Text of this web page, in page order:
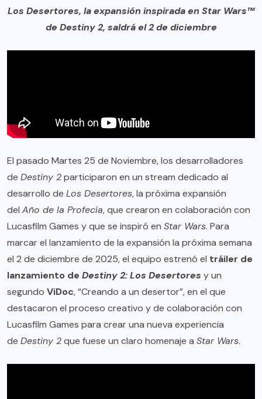
Los Desertores, la expansión inspirada en Star Wars™
de Destiny 2, saldrá el 2 de diciembre
El pasado Martes 25 de Noviembre, los desarrolladores
de Destiny 2participaron en un stream dedicado al
desarrollo de Los Desertores, la próxima expansión
del Año de la Profecía, que crearon en colaboración con
Lucasfilm Games y que se inspiró en Star Wars. Para
marcar el lanzamiento de la expansión la próxima semana
el 2 de diciembre de 2025, el equipo estrenó el tráiler de
lanzamiento de Destiny 2: Los Desertores y un
segundo ViDoc, “Creando a un desertor”, en el que
destacaron el proceso creativo y de colaboración con
Lucasfilm Games para crear una nueva experiencia
de Destiny 2que fuese un claro homenaje a Star Wars.